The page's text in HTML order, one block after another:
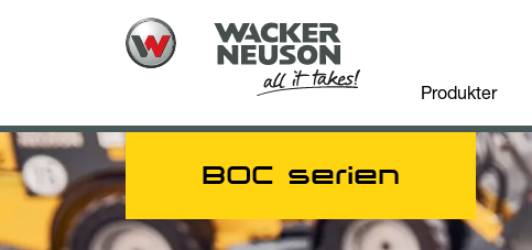
Produkter
BOC serien